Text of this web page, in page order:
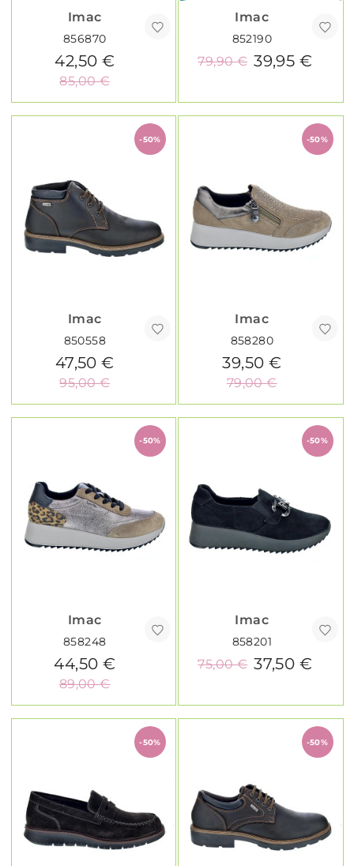
Imac
856870
42,50 €
85,00 €
Imac
852190
39,95 €
79,90 €
-50%
Imac
850558
47,50 €
95,00 €
-50%
Imac
858280
39,50 €
79,00 €
-50%
Imac
858248
44,50 €
89,00 €
-50%
Imac
858201
37,50 €
75,00 €
-50% -50%